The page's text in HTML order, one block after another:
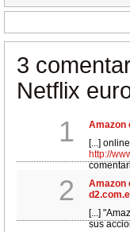
3
Netflix
1 Amazon
[...]
http://
Responder
2
Amazon
[...]
sus